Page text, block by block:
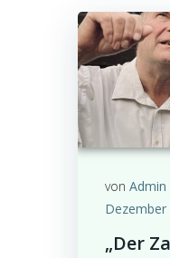
von Admin
Dezember
„Der